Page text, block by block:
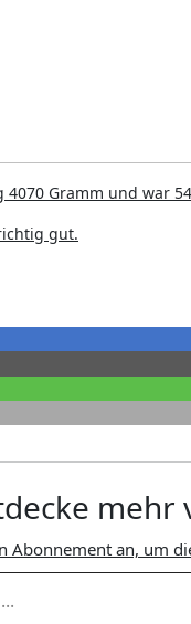
Gramm und war
gut.
mehr
Abonnement an, um